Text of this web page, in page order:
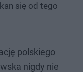
się od tego
polskiego
nigdy nie